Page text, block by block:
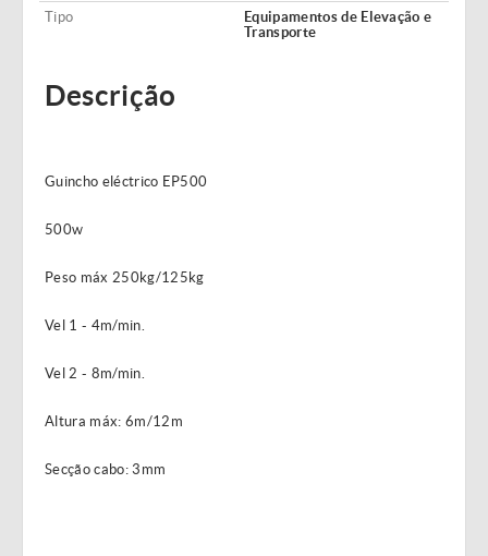
Tipo
Equipamentos de Elevação e
Transporte
Descrição
Guincho eléctrico EP500
500w
Peso máx 250kg/125kg
Vel 1 - 4m/min.
Vel 2 - 8m/min.
Altura máx: 6m/12m
Secção cabo: 3mm